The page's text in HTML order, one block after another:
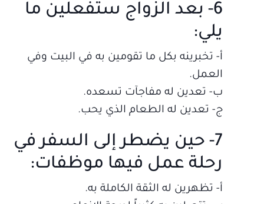
6- بعد الزواج ستفعلين ما
يلي:
أ‌- تخبرينه بكل ما تقومين به في البيت وفي
العمل.
ب‌- تعدين له مفاجآت تسعده.
ج- تعدين له الطعام الذي يحب.
7- حين يضطر إلى السفر في
رحلة عمل فيها موظفات:
أ‌- تظهرين له الثقة الكاملة به.